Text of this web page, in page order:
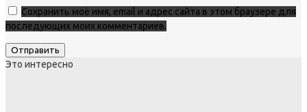
Сохранить моё имя, email и адрес сайта в этом браузере для
последующих моих комментариев.
Это интересно